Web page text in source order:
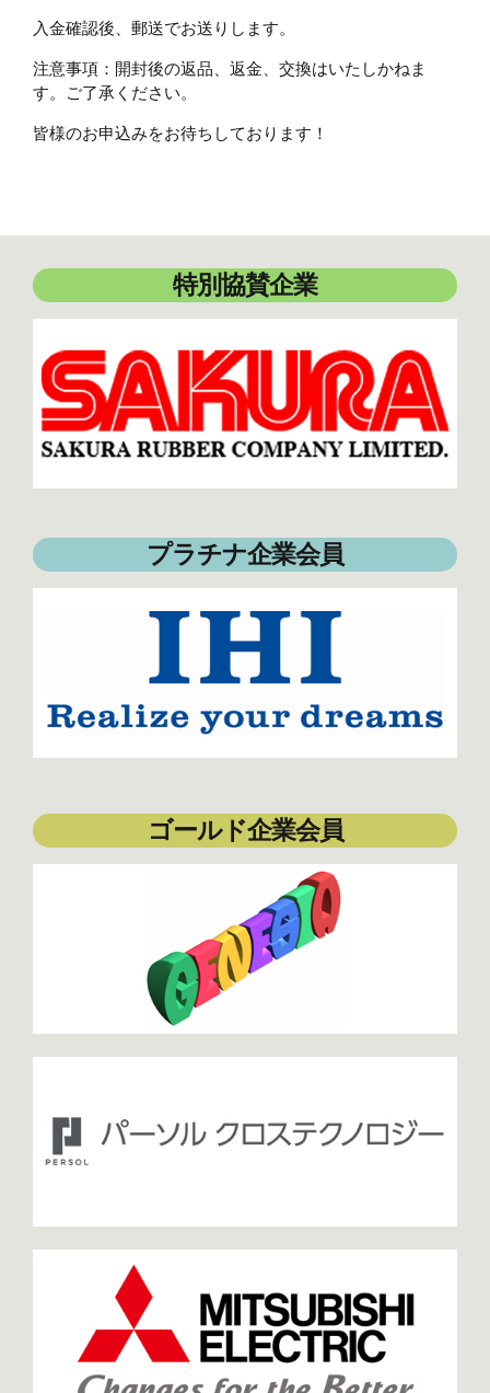
入金確認後、郵送でお送りします。
注意事項：開封後の返品、返金、交換はいたしかねま
す。ご了承ください。
皆様のお申込みをお待ちしております！
特別協賛企業
プラチナ企業会員
ゴールド企業会員